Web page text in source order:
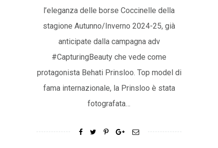
l’eleganza delle borse Coccinelle della
stagione Autunno/Inverno 2024-25, già
anticipate dalla campagna adv
#CapturingBeauty che vede come
protagonista Behati Prinsloo. Top model di
fama internazionale, la Prinsloo è stata
fotografata…